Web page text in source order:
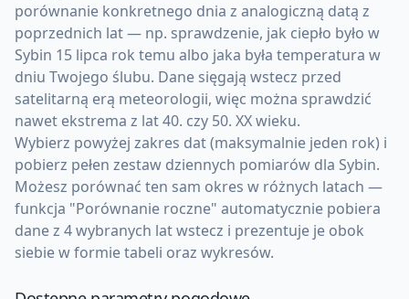
porównanie konkretnego dnia z analogiczną datą z
poprzednich lat — np. sprawdzenie, jak ciepło było w
Sybin 15 lipca rok temu albo jaka była temperatura w
dniu Twojego ślubu. Dane sięgają wstecz przed
satelitarną erą meteorologii, więc można sprawdzić
nawet ekstrema z lat 40. czy 50. XX wieku.
Wybierz powyżej zakres dat (maksymalnie jeden rok) i
pobierz pełen zestaw dziennych pomiarów dla Sybin.
Możesz porównać ten sam okres w różnych latach —
funkcja "Porównanie roczne" automatycznie pobiera
dane z 4 wybranych lat wstecz i prezentuje je obok
siebie w formie tabeli oraz wykresów.